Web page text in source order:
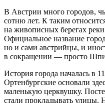
В Австрии много городов,
сотню лет. К таким
на живописных берегах
Официальное название
но и сами австрийцы, и
в сокращении — просто
История города началась в
Ортенбургские основали
маленькую церквушку.
стали прокладывать улицы.